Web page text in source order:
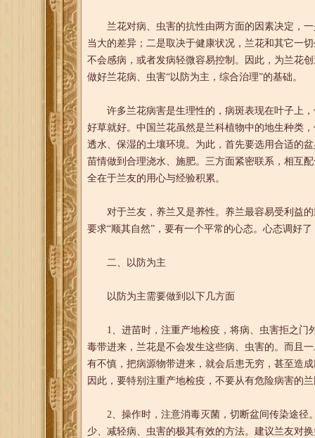
兰花对病、虫害的抗性由两方面的因素决定，一
当大的差异；二是取决于健康状况，兰花和其它一
不会感病，或者发病轻微容易控制。因此，为兰花
做好兰花病、虫害“以防为主，综合治理”的基础。
许多兰花病害是生理性的，病斑表现在叶子上，
好草就好。中国兰花虽然是兰科植物中的地生种类
透水、保湿的土壤环境。为此，首先要选用合适的
苗情做到合理浇水、施肥。三方面紧密联系，相互
全在于兰友的用心与经验积累。
对于兰友，养兰又是养性。养兰最容易受利益的
要求“顺其自然”，要有一个平常的心态。心态调好
二、以防为主
以防为主需要做到以下几方面
1、进苗时，注重产地检疫，将病、虫害拒之门
毒带进来，兰花是不会发生这些病、虫害的。而且
有不慎，把病源物带进来，就会后患无穷，甚至造
因此，要特别注重产地检疫，不要从有危险病害的
2、操作时，注意消毒灭菌，切断盆间传染途径
少、减轻病、虫害的极其有效的方法。建议兰友对